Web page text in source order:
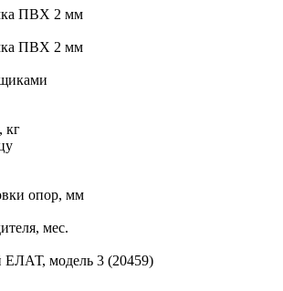
ПВХ 2 мм
ПВХ 2 мм
кг
опор, мм
мес.
модель 3 (20459)